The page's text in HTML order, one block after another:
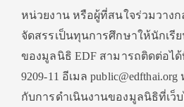
หน่วยงาน หรือผู้ที่สนใจร่วมวางก
จัดสรรเป็นทุนการศึกษาให้นักเรี
ของมูลนิธิ EDF สามารถติดต่อได้
9209-11 อีเมล
กับการดำเนินงานของมูลนิธิที่เว็บ